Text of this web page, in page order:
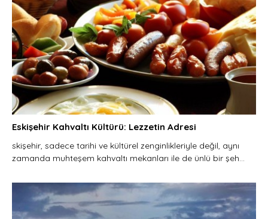
Eskişehir Kahvaltı Kültürü: Lezzetin Adresi
skişehir, sadece tarihi ve kültürel zenginlikleriyle değil, aynı
zamanda muhteşem kahvaltı mekanları ile de ünlü bir şeh...